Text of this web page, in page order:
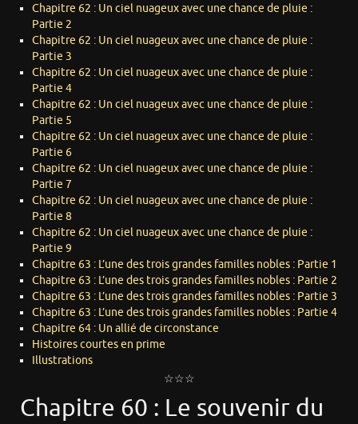
Chapitre 62 : Un ciel nuageux avec une chance de pluie :
Partie 2
Chapitre 62 : Un ciel nuageux avec une chance de pluie :
Partie 3
Chapitre 62 : Un ciel nuageux avec une chance de pluie :
Partie 4
Chapitre 62 : Un ciel nuageux avec une chance de pluie :
Partie 5
Chapitre 62 : Un ciel nuageux avec une chance de pluie :
Partie 6
Chapitre 62 : Un ciel nuageux avec une chance de pluie :
Partie 7
Chapitre 62 : Un ciel nuageux avec une chance de pluie :
Partie 8
Chapitre 62 : Un ciel nuageux avec une chance de pluie :
Partie 9
Chapitre 63 : L’une des trois grandes familles nobles : Partie 1
Chapitre 63 : L’une des trois grandes familles nobles : Partie 2
Chapitre 63 : L’une des trois grandes familles nobles : Partie 3
Chapitre 63 : L’une des trois grandes familles nobles : Partie 4
Chapitre 64 : Un allié de circonstance
Histoires courtes en prime
Illustrations
☆☆☆
Chapitre 60 : Le souvenir du